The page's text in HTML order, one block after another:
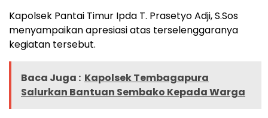
Kapolsek Pantai Timur Ipda T. Prasetyo Adji, S.Sos
menyampaikan apresiasi atas terselenggaranya
kegiatan tersebut.
Baca Juga : Kapolsek Tembagapura
Salurkan Bantuan Sembako Kepada Warga